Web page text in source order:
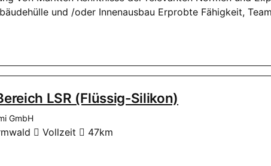
und /oder Innenausbau Erprobte Fähigkeit,
LSR (Flüssig-Silikon)
GmbH
Vollzeit 47km